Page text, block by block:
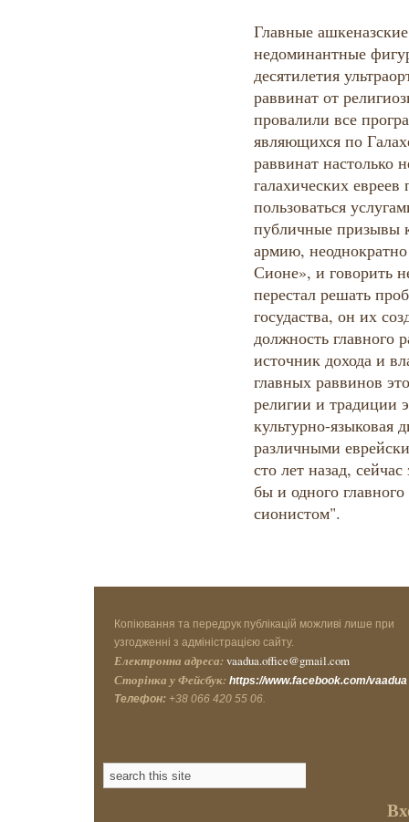
Главные
недоминантные
десятилетия
раввинат от
провалили все
являющихся по
раввинат настолько
галахических
пользоваться
публичные призывы
армию,
Сионе», и говорить
перестал решать
госудаства, он их
должность главного
источник дохода и
главных раввинов
религии и традиции
культурно-языковая
различными
сто лет назад,
бы и одного
сионистом".
Копіювання та передрук публікацій можливі лише при
узгодженні з адміністрацією сайту.
Електронна адреса: vaadua.office@gmail.com
Сторінка у Фейсбук: https://www.facebook.com/vaadua
Телефон: +38 066 420 55 06.